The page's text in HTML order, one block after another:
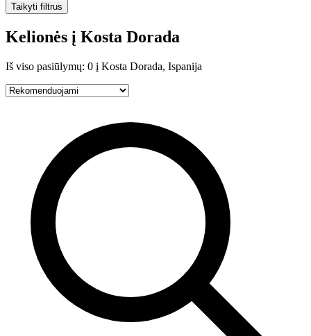
Taikyti filtrus
Kelionės į Kosta Dorada
Iš viso pasiūlymų: 0 į Kosta Dorada, Ispanija